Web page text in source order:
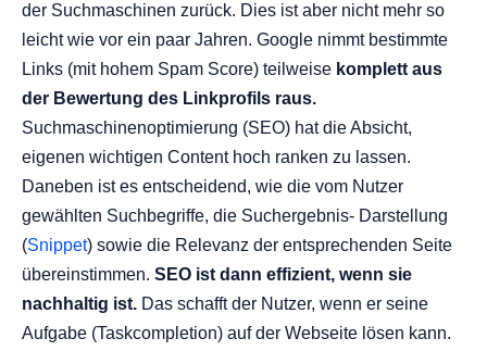
der Suchmaschinen zurück. Dies ist aber nicht mehr so
leicht wie vor ein paar Jahren. Google nimmt bestimmte
Links (mit hohem Spam Score) teilweise komplett aus
der Bewertung des Linkprofils raus.
Suchmaschinenoptimierung (SEO) hat die Absicht,
eigenen wichtigen Content hoch ranken zu lassen.
Daneben ist es entscheidend, wie die vom Nutzer
gewählten Suchbegriffe, die Suchergebnis- Darstellung
(Snippet) sowie die Relevanz der entsprechenden Seite
übereinstimmen. SEO ist dann effizient, wenn sie
nachhaltig ist. Das schafft der Nutzer, wenn er seine
Aufgabe (Taskcompletion) auf der Webseite lösen kann.